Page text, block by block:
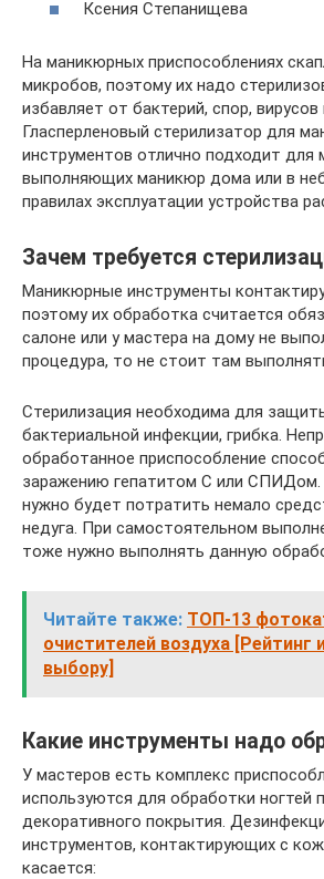
Ксения Степанищева
На маникюрных приспособлениях
микробов, поэтому их надо
избавляет от бактерий, спор,
Гласперленовый стерилизатор для
инструментов отлично подходит для
выполняющих маникюр дома или в
правилах эксплуатации устройства
Зачем требуется
Маникюрные инструменты
поэтому их обработка считается
салоне или у мастера на дому не
процедура, то не стоит там
Стерилизация необходима для
бактериальной инфекции, грибка.
обработанное приспособление
заражению гепатитом С или СПИДом.
нужно будет потратить немало
недуга. При самостоятельном
тоже нужно выполнять данную
Читайте также: ТОП-13
очистителей воздуха [Рейтинг
выбору]
Какие инструменты надо
У мастеров есть комплекс
используются для обработки ногтей
декоративного покрытия.
инструментов, контактирующих с
касается: